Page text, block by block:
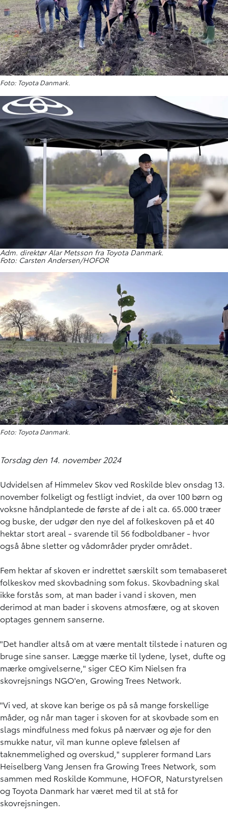
Foto: Toyota Danmark.
Adm. direktør Alar Metsson fra Toyota Danmark.
Foto: Carsten Andersen/HOFOR
Foto: Toyota Danmark.
Torsdag den 14. november 2024
Udvidelsen af Himmelev Skov ved Roskilde blev onsdag 13.
november folkeligt og festligt indviet, da over 100 børn og
voksne håndplantede de første af de i alt ca. 65.000 træer
og buske, der udgør den nye del af folkeskoven på et 40
hektar stort areal - svarende til 56 fodboldbaner - hvor
også åbne sletter og vådområder pryder området.
Fem hektar af skoven er indrettet særskilt som temabaseret
folkeskov med skovbadning som fokus. Skovbadning skal
ikke forstås som, at man bader i vand i skoven, men
derimod at man bader i skovens atmosfære, og at skoven
optages gennem sanserne.
"Det handler altså om at være mentalt tilstede i naturen og
bruge sine sanser. Lægge mærke til lydene, lyset, dufte og
mærke omgivelserne," siger CEO Kim Nielsen fra
skovrejsnings NGO'en, Growing Trees Network.
"Vi ved, at skove kan berige os på så mange forskellige
måder, og når man tager i skoven for at skovbade som en
slags mindfulness med fokus på nærvær og øje for den
smukke natur, vil man kunne opleve følelsen af
taknemmelighed og overskud," supplerer formand Lars
Heiselberg Vang Jensen fra Growing Trees Network, som
sammen med Roskilde Kommune, HOFOR, Naturstyrelsen
og Toyota Danmark har været med til at stå for
skovrejsningen.